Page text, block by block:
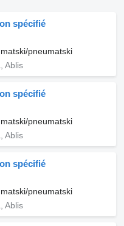
spécifié
pneumatski
Ablis
spécifié
pneumatski
Ablis
spécifié
pneumatski
Ablis